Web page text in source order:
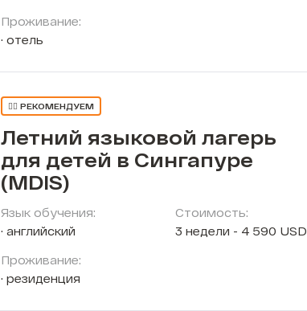
Проживание:
отель
👍🏼 РЕКОМЕНДУЕМ
Летний языковой лагерь
для детей в Сингапуре
(MDIS)
Язык обучения:
английский
Проживание:
резиденция
Стоимость:
3 недели - 4 590 USD